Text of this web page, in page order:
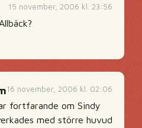
15 november, 2006 kl. 23:56
16 november, 2006 kl. 02:06
fortfarande om Sindy
med större huvud